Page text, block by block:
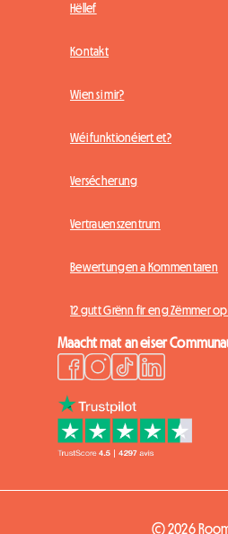
Hëllef
Kontakt
Wien si mir?
Wéi funktionéiert et?
Versécherung
Vertrauenszentrum
Bewertungen a Kommentaren
12 gutt Grënn fir eng Zëmmer
Maacht mat an eiser
© 2026